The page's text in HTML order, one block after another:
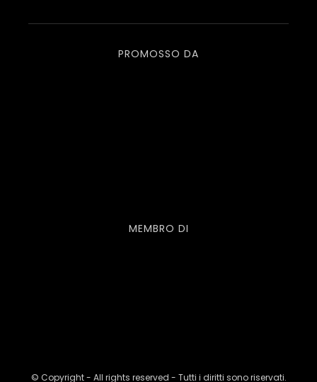
PROMOSSO DA
MEMBRO DI
© Copyright - All rights reserved - Tutti i diritti sono riservati.